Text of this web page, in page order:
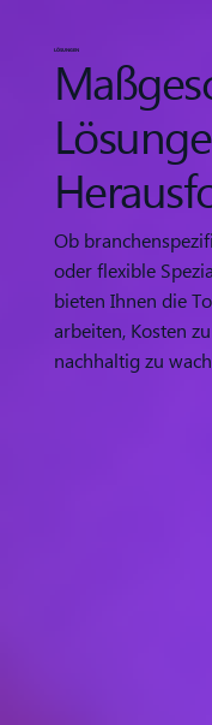
Ob
oder flexible
bieten Ihnen die
arbeiten, Kosten
nachhaltig zu
LÖSUNGEN